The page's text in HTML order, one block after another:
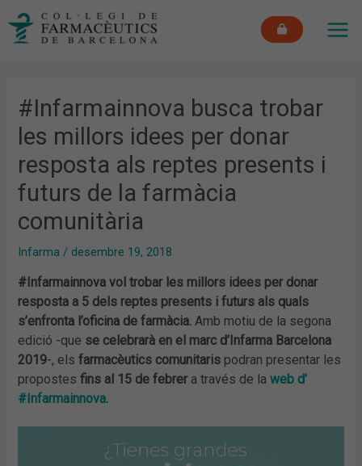
#Infarmainnova busca trobar
les millors idees per donar
resposta als reptes presents i
futurs de la farmàcia
comunitària
Infarma / desembre 19, 2018
#Infarmainnova vol trobar les millors idees per donar
resposta a 5 dels reptes presents i futurs als quals
s’enfronta l’oficina de farmàcia. Amb motiu de la segona
edició -que se celebrarà en el marc d’Infarma Barcelona
2019-, elsfarmacèutics comunitaris podran presentar les
propostesfins al 15 de febrera través de laweb d’
#Infarmainnova.